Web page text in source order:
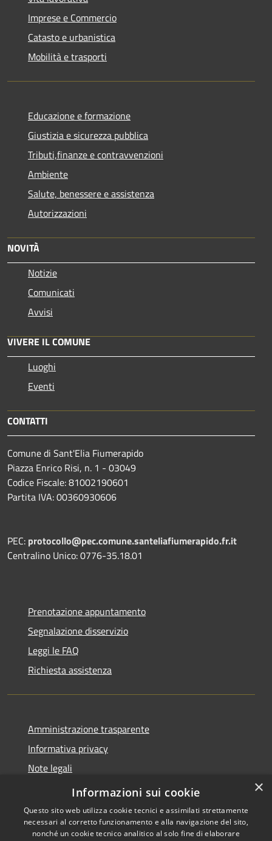
Imprese e Commercio
Catasto e urbanistica
Mobilità e trasporti
Educazione e formazione
Giustizia e sicurezza pubblica
Tributi,finanze e contravvenzioni
Ambiente
Salute, benessere e assistenza
Autorizzazioni
NOVITÀ
Notizie
Comunicati
Avvisi
VIVERE IL COMUNE
Luoghi
Eventi
CONTATTI
Comune di Sant'Elia Fiumerapido
Piazza Enrico Risi, n. 1 - 03049
Codice Fiscale: 81002190601
Partita IVA: 00360930606
PEC: protocollo@pec.comune.santeliafiumerapido.fr.it
Centralino Unico: 0776-35.18.01
Prenotazione appuntamento
Segnalazione disservizio
Leggi le FAQ
Richiesta assistenza
Amministrazione trasparente
Informativa privacy
Note legali
Dichiarazione di accessibilità
×
Informazioni sui cookie
Questo sito web utilizza cookie tecnici e assimilati strettamente
necessari al corretto funzionamento e alla navigazione del sito,
nonché un cookie tecnico analitico al solo fine di elaborare